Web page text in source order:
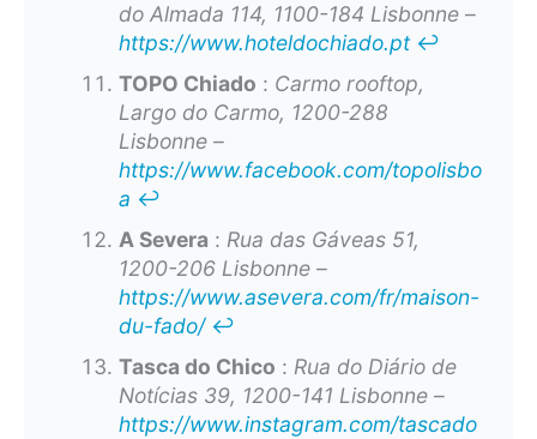
do Almada 114, 1100-184 Lisbonne–
https://www.hoteldochiado.pt ↩︎
TOPO Chiado : Carmo rooftop,
Largo do Carmo, 1200-288
Lisbonne–
https://www.facebook.com/topolisbo
a ↩︎
A Severa : Rua das Gáveas 51,
1200-206 Lisbonne–
https://www.asevera.com/fr/maison-
du-fado/ ↩︎
Tasca do Chico : Rua do Diário de
Notícias 39, 1200-141 Lisbonne–
https://www.instagram.com/tascado